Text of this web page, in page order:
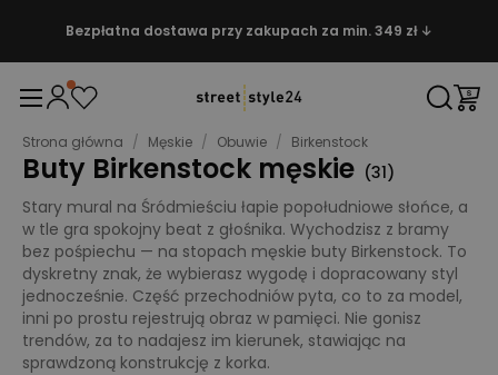
Bezpłatna dostawa przy zakupach za min. 349 zł ↓
Strona główna / Męskie / Obuwie / Birkenstock
Buty Birkenstock męskie (31)
Stary mural na Śródmieściu łapie popołudniowe słońce, a
w tle gra spokojny beat z głośnika. Wychodzisz z bramy
bez pośpiechu — na stopach męskie buty Birkenstock. To
dyskretny znak, że wybierasz wygodę i dopracowany styl
jednocześnie. Część przechodniów pyta, co to za model,
inni po prostu rejestrują obraz w pamięci. Nie gonisz
trendów, za to nadajesz im kierunek, stawiając na
sprawdzoną konstrukcję z korka.